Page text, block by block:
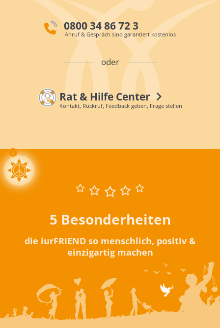
0800 34 86 72 3
Anruf & Gespräch sind garantiert kostenlos
oder
Rat & Hilfe Center
Kontakt, Rückruf, Feedback geben, Frage stellen
5 Besonderheiten
die iurFRIEND so menschlich, positiv &
einzigartig machen